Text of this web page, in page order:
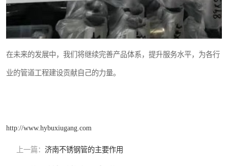
在未来的发展中，我们将继续完善产品体系，提升服务水平，为各行
业的管道工程建设贡献自己的力量。
http://www.hybuxiugang.com
上一篇： 济南不锈钢管的主要作用